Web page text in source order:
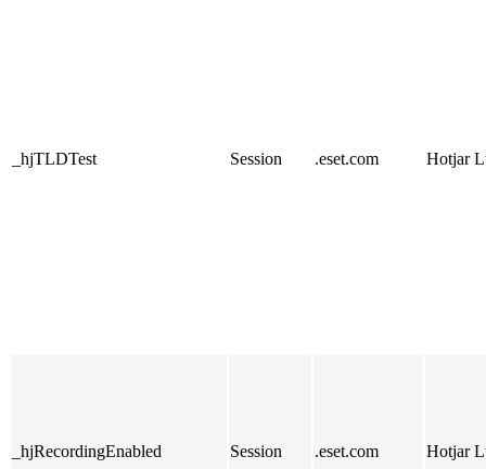
_hjTLDTest Session .eset.com Hotjar
_hjRecordingEnabled Session .eset.com Hotjar